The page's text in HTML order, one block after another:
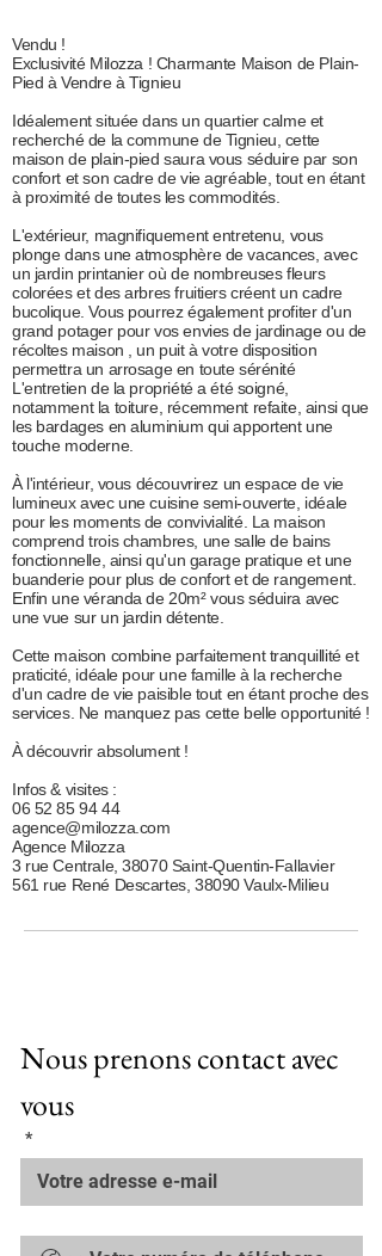
Vendu !
Exclusivité Milozza ! Charmante Maison de Plain-
Pied à Vendre à Tignieu
Idéalement située dans un quartier calme et
recherché de la commune de Tignieu, cette
maison de plain-pied saura vous séduire par son
confort et son cadre de vie agréable, tout en étant
à proximité de toutes les commodités.
L'extérieur, magnifiquement entretenu, vous
plonge dans une atmosphère de vacances, avec
un jardin printanier où de nombreuses fleurs
colorées et des arbres fruitiers créent un cadre
bucolique. Vous pourrez également profiter d'un
grand potager pour vos envies de jardinage ou de
récoltes maison , un puit à votre disposition
permettra un arrosage en toute sérénité
L'entretien de la propriété a été soigné,
notamment la toiture, récemment refaite, ainsi que
les bardages en aluminium qui apportent une
touche moderne.
À l'intérieur, vous découvrirez un espace de vie
lumineux avec une cuisine semi-ouverte, idéale
pour les moments de convivialité. La maison
comprend trois chambres, une salle de bains
fonctionnelle, ainsi qu'un garage pratique et une
buanderie pour plus de confort et de rangement.
Enfin une véranda de 20m² vous séduira avec
une vue sur un jardin détente.
Cette maison combine parfaitement tranquillité et
praticité, idéale pour une famille à la recherche
d'un cadre de vie paisible tout en étant proche des
services. Ne manquez pas cette belle opportunité !
À découvrir absolument !
Infos & visites :
06 52 85 94 44
agence@milozza.com
Agence Milozza
3 rue Centrale, 38070 Saint-Quentin-Fallavier
561 rue René Descartes, 38090 Vaulx-Milieu
Nous prenons contact avec
vous
*